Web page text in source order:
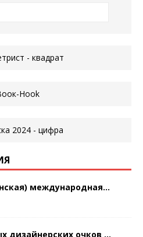
международная...
дизайнерских очков ...